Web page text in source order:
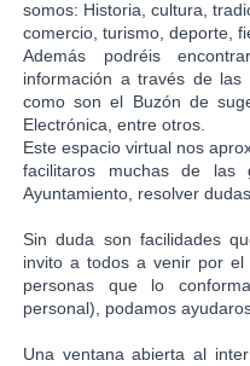
somos: Historia, cultura,
comercio, turismo, deporte,
Además podréis
información a través de
como son el Buzón de
Electrónica, entre otros.
Este espacio virtual nos
facilitaros muchas de
Ayuntamiento, resolver
Sin duda son facilidades
invito a todos a venir por
personas que lo
personal), podamos
Una ventana abierta al